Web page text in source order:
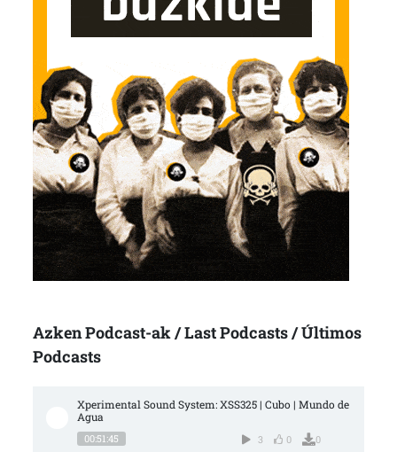
Azken Podcast-ak / Last Podcasts / Últimos
Podcasts
Xperimental Sound System: XSS325 | Cubo | Mundo de
Agua
00:51:45 3 0 0